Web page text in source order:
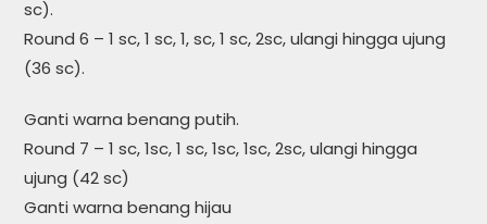
sc).
Round 6 – 1 sc, 1 sc, 1, sc, 1 sc, 2sc, ulangi hingga ujung
(36 sc).
Ganti warna benang putih.
Round 7 – 1 sc, 1sc, 1 sc, 1sc, 1sc, 2sc, ulangi hingga
ujung (42 sc)
Ganti warna benang hijau